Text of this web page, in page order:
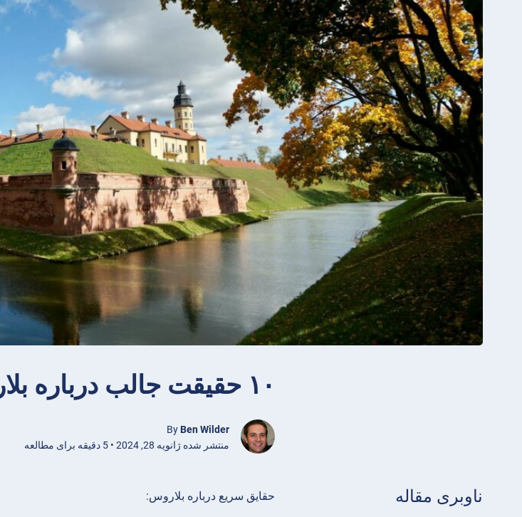
۱۰ حقیقت جالب درباره بلاروس
By Ben Wilder
منتشر شده ژانویه 28, 2024 • 5 دقیقه برای مطالعه
ناوبری مقاله حقایق سریع درباره بلاروس: